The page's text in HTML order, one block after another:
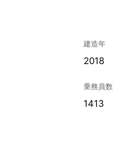
建造年
2018
乗務員数
1413